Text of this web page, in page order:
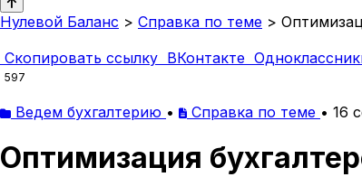
Нулевой Баланс > Справка по теме >
Скопировать ссылку ВКонтакте
597
Ведем бухгалтерию • Справка по теме • 16
Оптимизация